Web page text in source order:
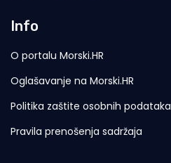
Info
O portalu Morski.HR
Oglašavanje na Morski.HR
Politika zaštite osobnih podataka
Pravila prenošenja sadržaja